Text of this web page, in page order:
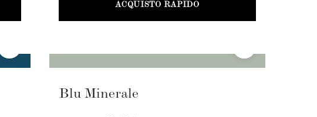
ACQUISTO RAPIDO
Blu Minerale